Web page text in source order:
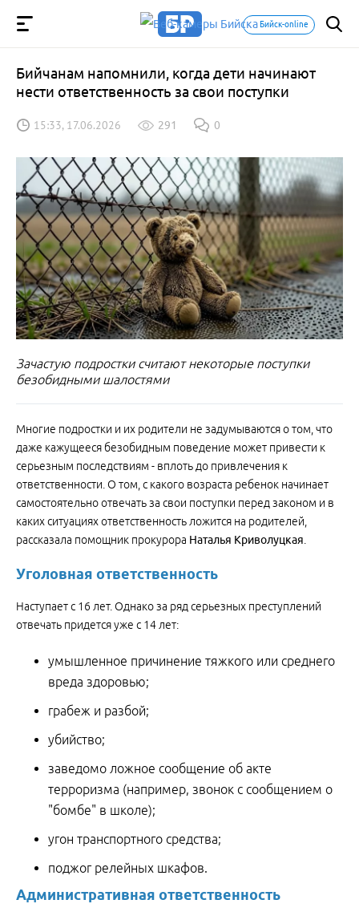
Бийск-online
Бийчанам напомнили, когда дети начинают
нести ответственность за свои поступки
15:33, 17.06.2026 291 0
Зачастую подростки считают некоторые поступки
безобидными шалостями
Многие подростки и их родители не задумываются о том, что
даже кажущееся безобидным поведение может привести к
серьезным последствиям - вплоть до привлечения к
ответственности. О том, с какого возраста ребенок начинает
самостоятельно отвечать за свои поступки перед законом и в
каких ситуациях ответственность ложится на родителей,
рассказала помощник прокурора Наталья Криволуцкая.
Уголовная ответственность
Наступает с 16 лет. Однако за ряд серьезных преступлений
отвечать придется уже с 14 лет:
умышленное причинение тяжкого или среднего
вреда здоровью;
грабеж и разбой;
убийство;
заведомо ложное сообщение об акте
терроризма (например, звонок с сообщением о
"бомбе" в школе);
угон транспортного средства;
поджог релейных шкафов.
Административная ответственность